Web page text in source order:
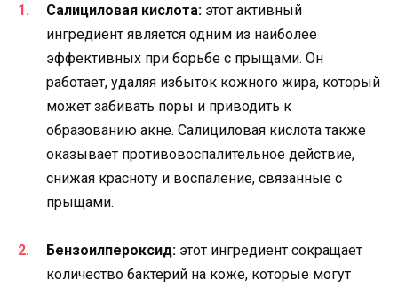
Салициловая кислота: этот активный
ингредиент является одним из наиболее
эффективных при борьбе с прыщами. Он
работает, удаляя избыток кожного жира, который
может забивать поры и приводить к
образованию акне. Салициловая кислота также
оказывает противовоспалительное действие,
снижая красноту и воспаление, связанные с
прыщами.
Бензоилпероксид: этот ингредиент сокращает
количество бактерий на коже, которые могут